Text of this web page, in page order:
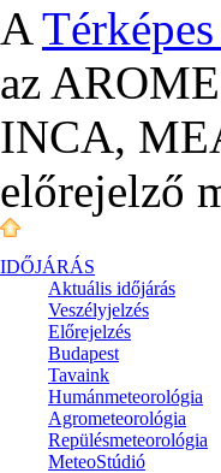
A
az
INCA,
előrejelző
IDŐJÁRÁS
Aktuális időjárás
Veszélyjelzés
Előrejelzés
Budapest
Tavaink
Humánmeteorológia
Agrometeorológia
Repülésmeteorológia
MeteoStúdió